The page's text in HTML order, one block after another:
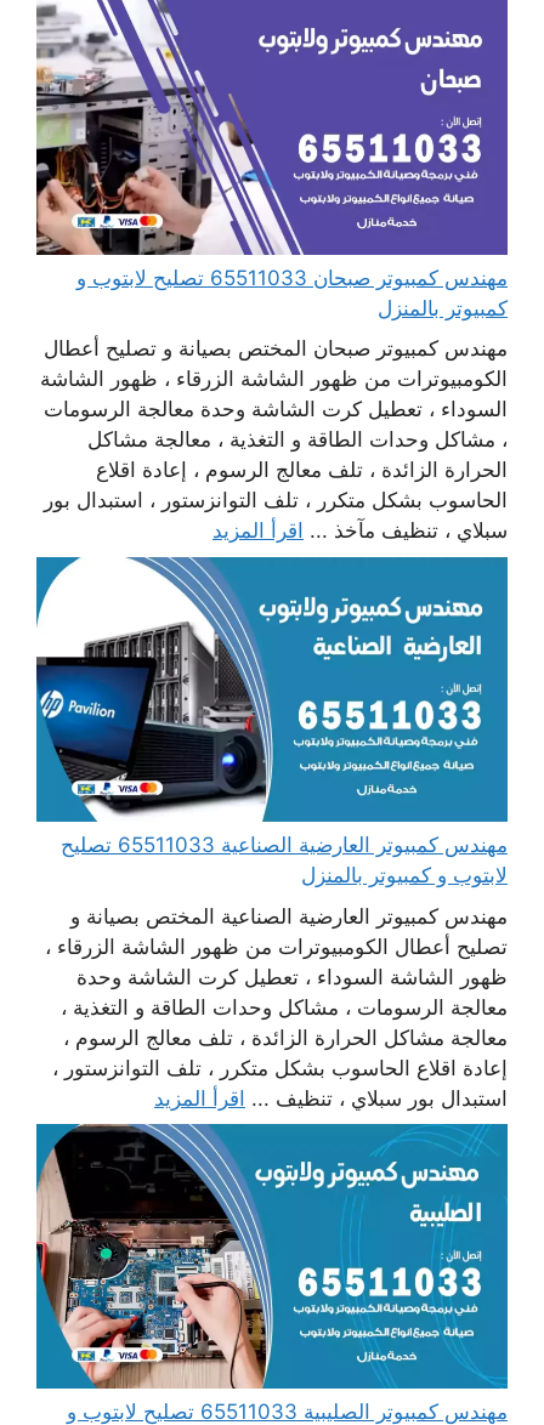
مهندس كمبيوتر صبحان 65511033 تصليح لابتوب و
كمبيوتر بالمنزل
مهندس كمبيوتر صبحان المختص بصيانة و تصليح أعطال
الكومبيوترات من ظهور الشاشة الزرقاء ، ظهور الشاشة
السوداء ، تعطيل كرت الشاشة وحدة معالجة الرسومات
، مشاكل وحدات الطاقة و التغذية ، معالجة مشاكل
الحرارة الزائدة ، تلف معالج الرسوم ، إعادة اقلاع
الحاسوب بشكل متكرر ، تلف التوانزستور ، استبدال بور
سبلاي ، تنظيف مآخذ ... اقرأ المزيد
مهندس كمبيوتر العارضية الصناعية 65511033 تصليح
لابتوب و كمبيوتر بالمنزل
مهندس كمبيوتر العارضية الصناعية المختص بصيانة و
تصليح أعطال الكومبيوترات من ظهور الشاشة الزرقاء ،
ظهور الشاشة السوداء ، تعطيل كرت الشاشة وحدة
معالجة الرسومات ، مشاكل وحدات الطاقة و التغذية ،
معالجة مشاكل الحرارة الزائدة ، تلف معالج الرسوم ،
إعادة اقلاع الحاسوب بشكل متكرر ، تلف التوانزستور ،
استبدال بور سبلاي ، تنظيف ... اقرأ المزيد
مهندس كمبيوتر الصليبية 65511033 تصليح لابتوب و